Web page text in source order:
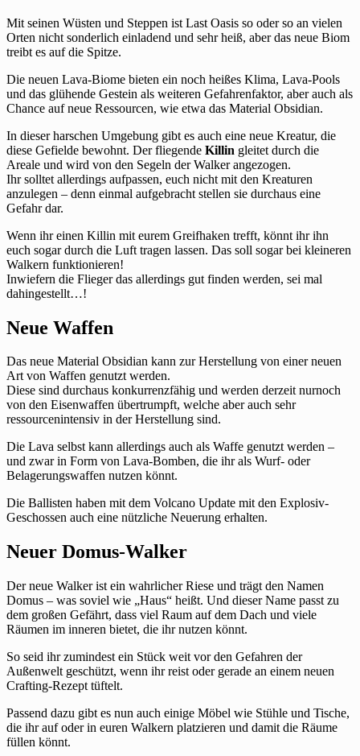
Mit seinen Wüsten und Steppen ist Last Oasis so oder so an vielen
Orten nicht sonderlich einladend und sehr heiß, aber das neue Biom
treibt es auf die Spitze.
Die neuen Lava-Biome bieten ein noch heißes Klima, Lava-Pools
und das glühende Gestein als weiteren Gefahrenfaktor, aber auch als
Chance auf neue Ressourcen, wie etwa das Material Obsidian.
In dieser harschen Umgebung gibt es auch eine neue Kreatur, die
diese Gefielde bewohnt. Der fliegende Killin gleitet durch die
Areale und wird von den Segeln der Walker angezogen.
Ihr solltet allerdings aufpassen, euch nicht mit den Kreaturen
anzulegen – denn einmal aufgebracht stellen sie durchaus eine
Gefahr dar.
Wenn ihr einen Killin mit eurem Greifhaken trefft, könnt ihr ihn
euch sogar durch die Luft tragen lassen. Das soll sogar bei kleineren
Walkern funktionieren!
Inwiefern die Flieger das allerdings gut finden werden, sei mal
dahingestellt…!
Neue Waffen
Das neue Material Obsidian kann zur Herstellung von einer neuen
Art von Waffen genutzt werden.
Diese sind durchaus konkurrenzfähig und werden derzeit nurnoch
von den Eisenwaffen übertrumpft, welche aber auch sehr
ressourcenintensiv in der Herstellung sind.
Die Lava selbst kann allerdings auch als Waffe genutzt werden –
und zwar in Form von Lava-Bomben, die ihr als Wurf- oder
Belagerungswaffen nutzen könnt.
Die Ballisten haben mit dem Volcano Update mit den Explosiv-
Geschossen auch eine nützliche Neuerung erhalten.
Neuer Domus-Walker
Der neue Walker ist ein wahrlicher Riese und trägt den Namen
Domus – was soviel wie „Haus“ heißt. Und dieser Name passt zu
dem großen Gefährt, dass viel Raum auf dem Dach und viele
Räumen im inneren bietet, die ihr nutzen könnt.
So seid ihr zumindest ein Stück weit vor den Gefahren der
Außenwelt geschützt, wenn ihr reist oder gerade an einem neuen
Crafting-Rezept tüftelt.
Passend dazu gibt es nun auch einige Möbel wie Stühle und Tische,
die ihr auf oder in euren Walkern platzieren und damit die Räume
füllen könnt.